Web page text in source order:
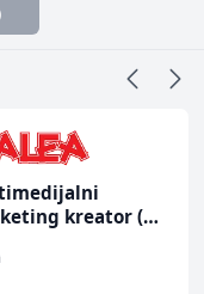
kreator (m/